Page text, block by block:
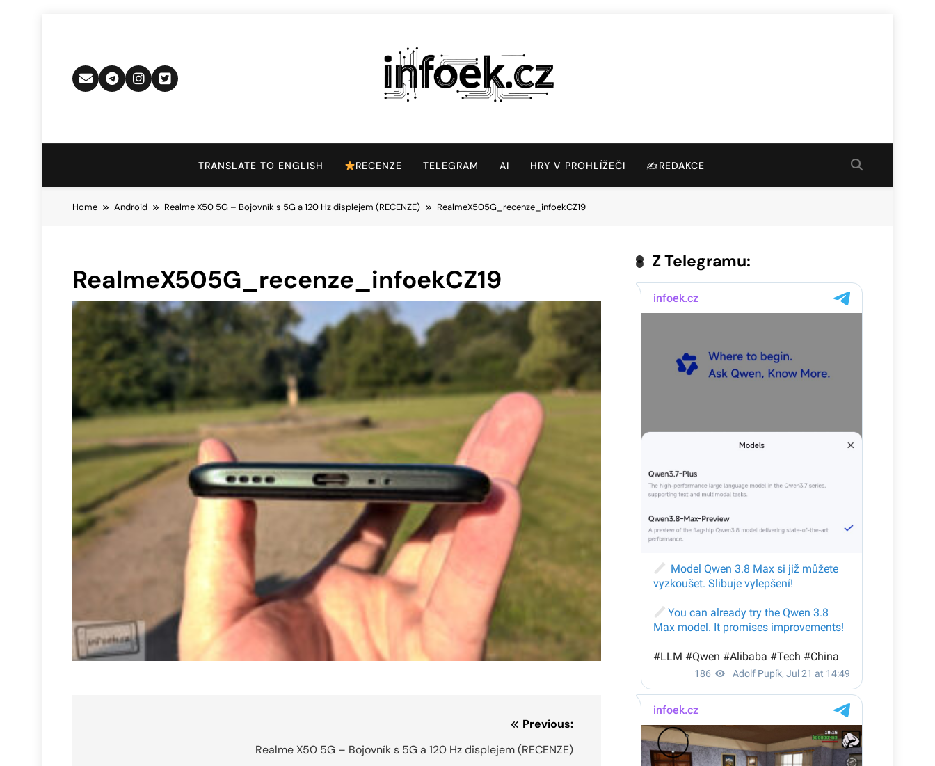
Infoek.cz
TRANSLATE TO ENGLISH RECENZE TELEGRAM AI HRY V PROHLÍŽEČI ✍️REDAKCE
Home Android Realme X50 5G – Bojovník s 5G a 120 Hz displejem (RECENZE) RealmeX505G_recenze_infoekCZ19
RealmeX505G_recenze_infoekCZ19
Previous:
Realme X50 5G – Bojovník s 5G a 120 Hz displejem (RECENZE)
Z Telegramu: